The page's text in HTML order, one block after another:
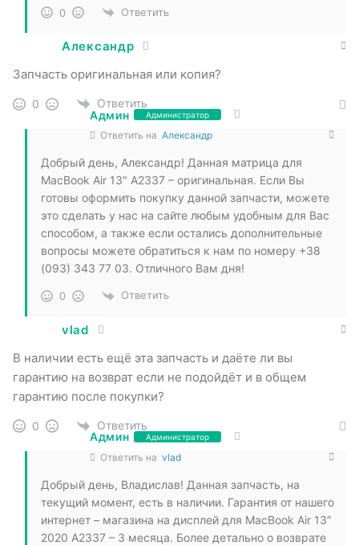
0 Ответить
Александр
Запчасть оригинальная или копия?
0
Ответить
Админ
Администратор
Ответить на Александр
Добрый день, Александр! Данная матрица для
MacBook Air 13″ A2337 – оригинальная. Если Вы
готовы оформить покупку данной запчасти, можете
это сделать у нас на сайте любым удобным для Вас
способом, а также если остались дополнительные
вопросы можете обратиться к нам по номеру +38
(093) 343 77 03. Отличного Вам дня!
0 Ответить
vlad
В наличии есть ещё эта запчасть и даёте ли вы
гарантию на возврат если не подойдёт и в общем
гарантию после покупки?
0
Ответить
Админ
Администратор
Ответить на vlad
Добрый день, Владислав! Данная запчасть, на
текущий момент, есть в наличии. Гарантия от нашего
интернет – магазина на дисплей для MacBook Air 13″
2020 A2337 – 3 месяца. Более детально о возврате